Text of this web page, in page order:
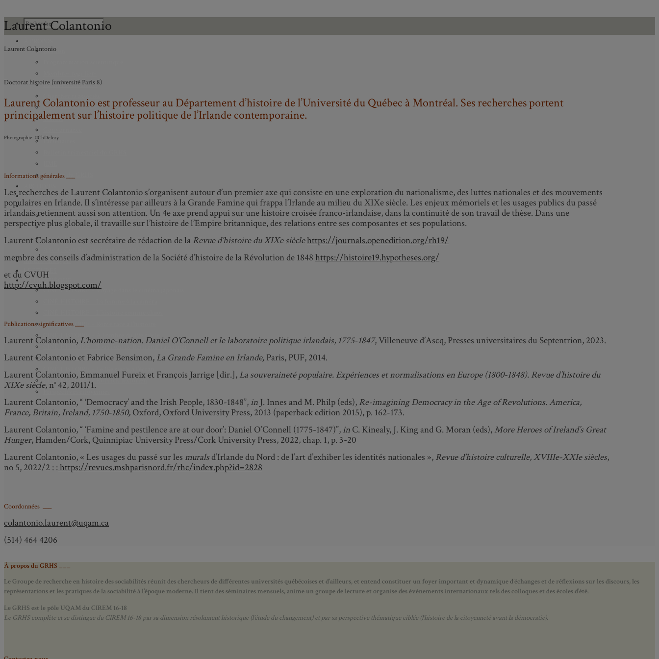
Mission
Membres étudiants
Diplômé.e.s
Statuts
Partenaires
Bourses du GRHS
PROJETS EN COURS
AXES DE RECHERCHE
Axe 1 : Représentations publiques, communes et privées de la Cité
Axe 2 : Réputation, célébrité et popularité dans l’espace public
Axe 3 : Diffusion, circulation et appropriation des savoirs
BIBLIOTHÈQUE
LECTURES
MÉDIATHÈQUE
CINÉ-HISTOIRE – Voyage dans le cinéma japonais
CINÉ-HISTOIRE – Rome face à l’histoire
CINÉ-HISTOIRE – À l’ombre du 19e siècle
CINÉ-HISTOIRE – Sous l’œil de Bertrand Tavernier
CINÉ-HISTOIRE – L’histoire au tribunal
CINÉ-HISTOIRE – Le 18e siècle à l’écran
CINÉ-HISTOIRE – Kubrick historien
Perspectives citoyennes
Laurent Colantonio
Laurent Colantonio
Doctorat histoire (université Paris 8)
Laurent Colantonio est professeur au Département d’histoire de l’Université du Québec à Montréal. Ses recherches portent
principalement sur l’histoire politique de l’Irlande contemporaine.
Photographie: ©ChDelory
Informations générales ___
Les recherches de Laurent Colantonio s’organisent autour d’un premier axe qui consiste en une exploration du nationalisme, des luttes nationales et des mouvements
populaires en Irlande. Il s’intéresse par ailleurs à la Grande Famine qui frappa l’Irlande au milieu du XIXe siècle. Les enjeux mémoriels et les usages publics du passé
irlandais retiennent aussi son attention. Un 4e axe prend appui sur une histoire croisée franco-irlandaise, dans la continuité de son travail de thèse. Dans une
perspective plus globale, il travaille sur l’histoire de l’Empire britannique, des relations entre ses composantes et ses populations.
Laurent Colantonio est secrétaire de rédaction de la Revue d’histoire du XIXe sièclehttps://journals.openedition.org/rh19/
membre des conseils d’administration de la Société d’histoire de la Révolution de 1848 https://histoire19.hypotheses.org/
et du CVUH
http://cvuh.blogspot.com/
Publications significatives ___
Laurent Colantonio, L’homme-nation. Daniel O’Connell et le laboratoire politique irlandais, 1775-1847, Villeneuve d’Ascq, Presses universitaires du Septentrion, 2023.
Laurent Colantonio et Fabrice Bensimon, La Grande Famine en Irlande, Paris, PUF, 2014.
Laurent Colantonio, Emmanuel Fureix et François Jarrige [dir.], La souveraineté populaire. Expériences et normalisations en Europe (1800-1848). Revue d’histoire du
XIXesiècle,n° 42, 2011/1.
Laurent Colantonio, “ ‘Democracy’ and the Irish People, 1830-1848”, in J. Innes and M. Philp (eds), Re-imagining Democracy in the Age of Revolutions. America,
France, Britain, Ireland, 1750-1850, Oxford, Oxford University Press, 2013 (paperback edition 2015), p. 162-173.
Laurent Colantonio, “ ‘Famine and pestilence are at our door’: Daniel O’Connell (1775-1847)”, in C. Kinealy, J. King and G. Moran (eds), More Heroes of Ireland’s Great
Hunger, Hamden/Cork, Quinnipiac University Press/Cork University Press, 2022, chap. 1, p. 3-20
Laurent Colantonio, « Les usages du passé sur les muralsd’Irlande du Nord : de l’art d’exhiber les identités nationales », Revue d’histoire culturelle, XVIIIe-XXIesiècles,
no 5, 2022/2 : : https://revues.mshparisnord.fr/rhc/index.php?id=2828
Coordonnées ___
colantonio.laurent@uqam.ca
(514) 464 4206
À propos du GRHS ___
Le Groupe de recherche en histoire des sociabilités réunit des chercheurs de différentes universités québécoises et d’ailleurs, et entend constituer un foyer important et dynamique d’échanges et de réflexions sur les discours, les
représentations et les pratiques de la sociabilité à l’époque moderne. Il tient des séminaires mensuels, anime un groupe de lecture et organise des événements internationaux tels des colloques et des écoles d’été.
Le GRHS est le pôle UQAM du CIREM 16-18
Le GRHS complète et se distingue du CIREM 16-18 par sa dimension résolument historique (l’étude du changement) et par sa perspective thématique ciblée (l’histoire de la citoyenneté avant la démocratie).